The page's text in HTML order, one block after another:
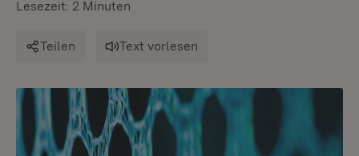
Lesezeit: 2 Minuten
Teilen Text vorlesen